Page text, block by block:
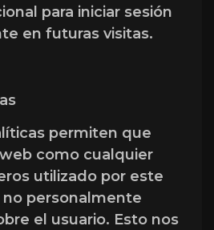
para iniciar sesión
en futuras visitas.
permiten que
como cualquier
utilizado por este
personalmente
el usuario. Esto nos